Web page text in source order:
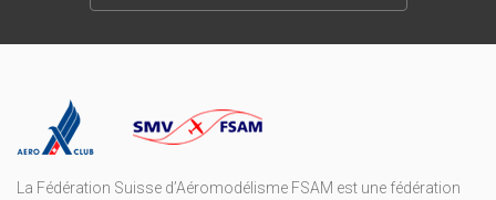
La Fédération Suisse d’Aéromodélisme FSAM est une fédération